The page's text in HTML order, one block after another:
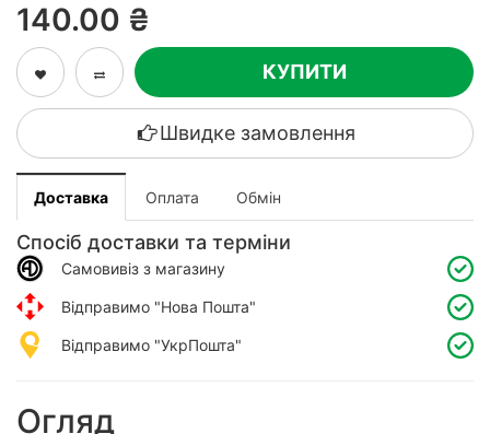
140.00 ₴
КУПИТИ
Швидке замовлення
Доставка Оплата Обмін
Спосіб доставки та терміни
Самовивіз з магазину
Відправимо "Нова Пошта"
Відправимо "УкрПошта"
Огляд